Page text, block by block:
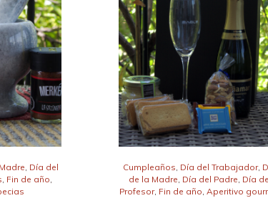
, Día del
, Fin de año,
Cumpleaños, Día del Trabajador,
de la Madre, Día del Padre, Día
Profesor, Fin de año, Aperitivo